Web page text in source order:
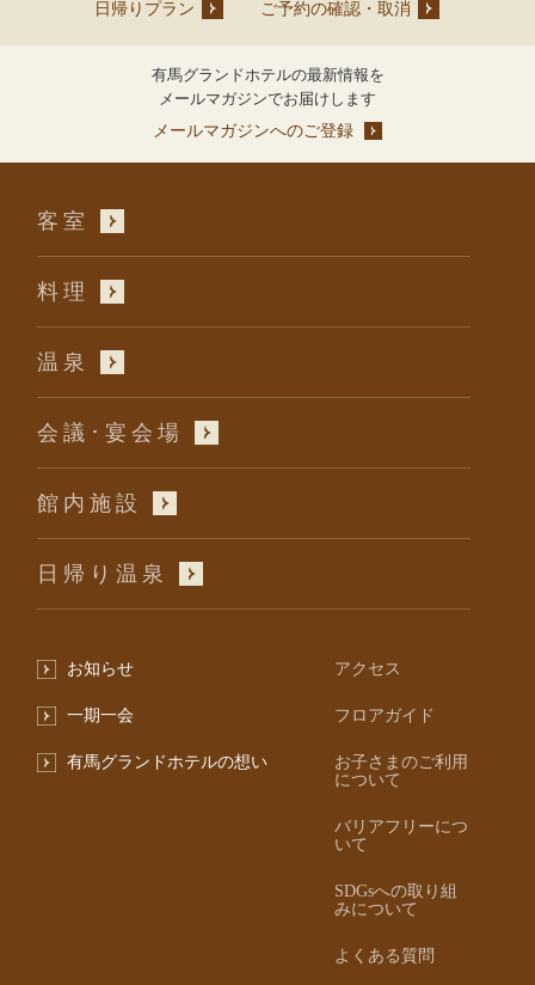
日帰りプラン ご予約の確認・取消
有馬グランドホテルの最新情報を
メールマガジンでお届けします
メールマガジンへのご登録
客室
料理
温泉
会議･宴会場
館内施設
日帰り温泉
お知らせ
一期一会
有馬グランドホテルの想い
アクセス
フロアガイド
お子さまのご利用
について
バリアフリーにつ
いて
SDGsへの取り組
みについて
よくある質問